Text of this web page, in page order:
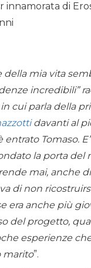
innamorata di
della mia vita
incredibili”
in cui parla della
davanti al
entrato Tomaso.
la porta del
mai, anche
di non
era anche più
del progetto,
esperienze
marito”.